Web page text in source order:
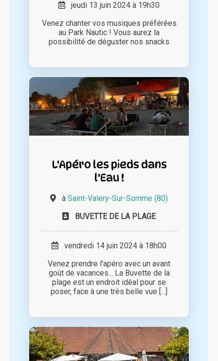
jeudi 13 juin 2024 à 19h30
Venez chanter vos musiques préférées
au Park Nautic ! Vous aurez la
possibilité de déguster nos snacks
L'Apéro les pieds dans
l'Eau !
à Saint-Valery-Sur-Somme (80)
BUVETTE DE LA PLAGE
vendredi 14 juin 2024 à 18h00
Venez prendre l'apéro avec un avant
goût de vacances... La Buvette de la
plage est un endroit idéal pour se
poser, face à une très belle vue [...]